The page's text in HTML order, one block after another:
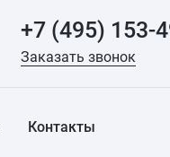
+7 (495) 153-
Заказать звонок
Контакты